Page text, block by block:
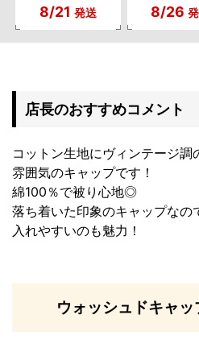
8/21 発送 8/26
店長のおすすめコメント
コットン生地にヴィンテージ
雰囲気のキャップです！
綿100％で被り心地◎
落ち着いた印象のキャップなの
入れやすいのも魅力！
ウォッシュドキャ